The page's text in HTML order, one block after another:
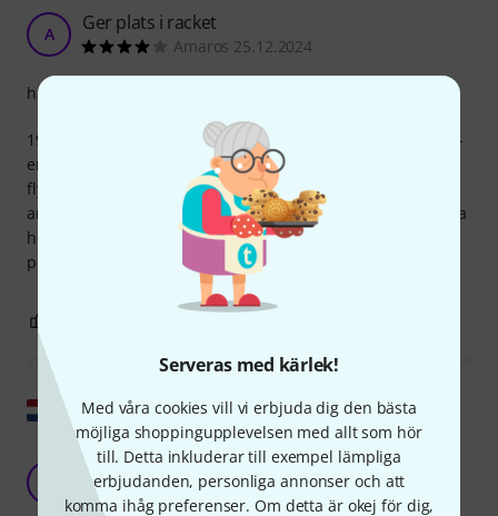
Serveras med kärlek!
Med våra cookies vill vi erbjuda dig den bästa
möjliga shoppingupplevelsen med allt som hör
till. Detta inkluderar till exempel lämpliga
erbjudanden, personliga annonser och att
komma ihåg preferenser. Om detta är okej för dig,
A Ger plats i racket
Amaros 25.12.2024
19-tums installationssetet placerar två Mipro 9,5-tums IEM-
enheter i racket – bredvid varandra på ett U. Antennerna
flyttas framåt, förutsatt att du köper lämpligt
antennkonverteringskit. Stjärnavdraget beror på det ganska
höga priset. Tyvärr tjänar även andra tillverkare mycket
pengar på sådana tillbehör.
hantverkskvalitet
Visa original
Bra lösning för Mipro-mottagare, men inte för
äldre modeller
DJ-BB 04.04.2025